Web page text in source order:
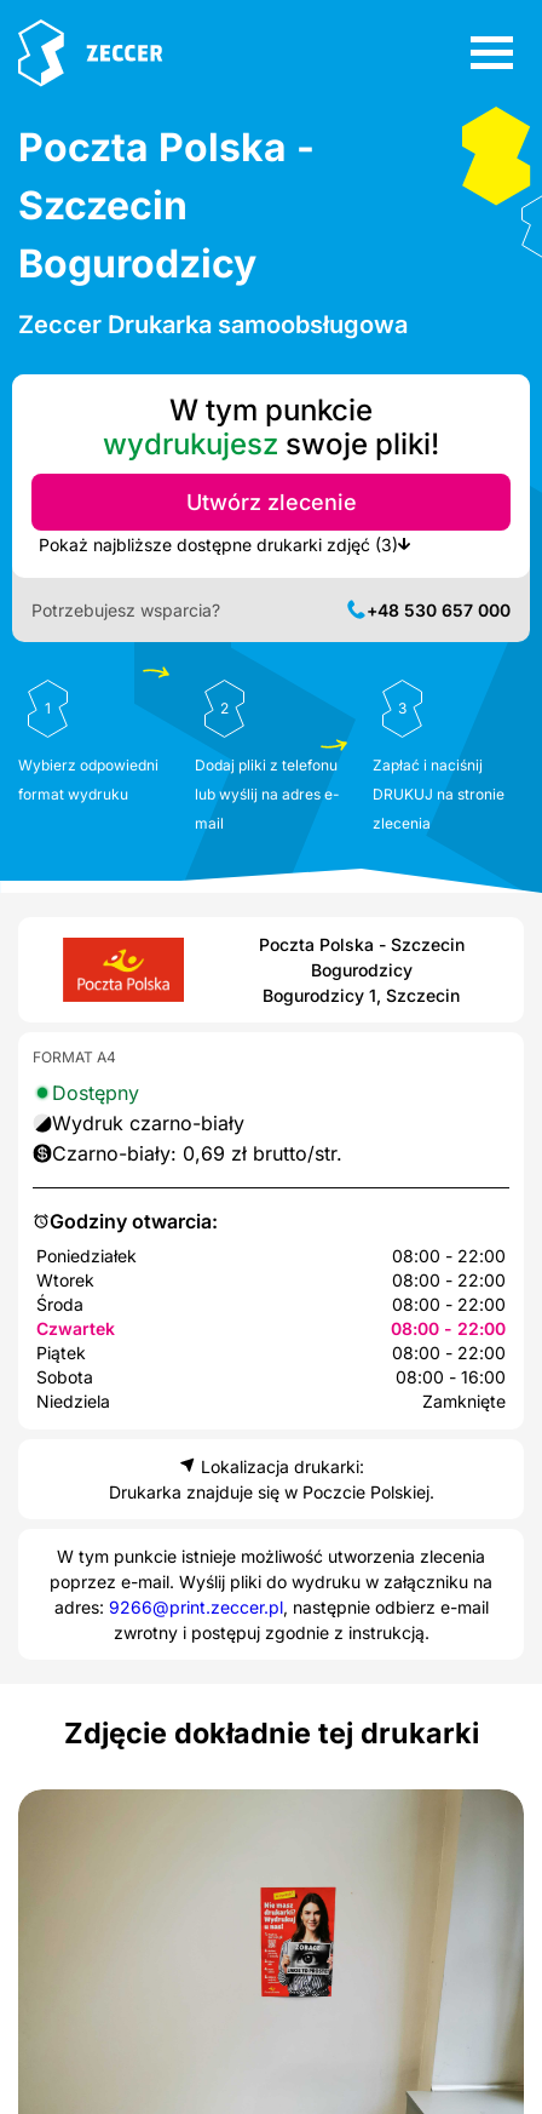
Poczta Polska -
Szczecin
Bogurodzicy
Zeccer Drukarka samoobsługowa
W tym punkcie
wydrukujesz swoje pliki!
Utwórz zlecenie
Pokaż najbliższe dostępne drukarki zdjęć (3)
Potrzebujesz wsparcia? +48 530 657 000
1
Wybierz odpowiedni
format wydruku
2
Dodaj pliki z telefonu
lub wyślij na adres e-
mail
3
Zapłać i naciśnij
DRUKUJ na stronie
zlecenia
Poczta Polska - Szczecin
Bogurodzicy
Bogurodzicy 1, Szczecin
Godziny otwarcia:
Poniedziałek
08:00 - 22:00
Wtorek
08:00 - 22:00
Środa
08:00 - 22:00
Czwartek
08:00 - 22:00
Piątek
08:00 - 22:00
Sobota
08:00 - 16:00
Niedziela
Zamknięte
FORMAT A4
Dostępny
Wydruk czarno-biały
Czarno-biały: 0,69 zł brutto/str.
Lokalizacja drukarki:
Drukarka znajduje się w Poczcie Polskiej.
W tym punkcie istnieje możliwość utworzenia zlecenia
poprzez e-mail. Wyślij pliki do wydruku w załączniku na
adres: 9266@print.zeccer.pl, następnie odbierz e-mail
zwrotny i postępuj zgodnie z instrukcją.
Zdjęcie dokładnie tej drukarki